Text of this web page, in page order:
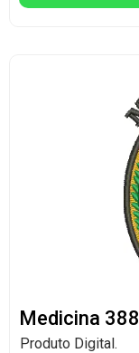
Medicina 388
Produto Digital.